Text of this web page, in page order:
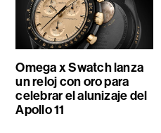
Omega x Swatch lanza
un reloj con oro para
celebrar el alunizaje del
Apollo 11